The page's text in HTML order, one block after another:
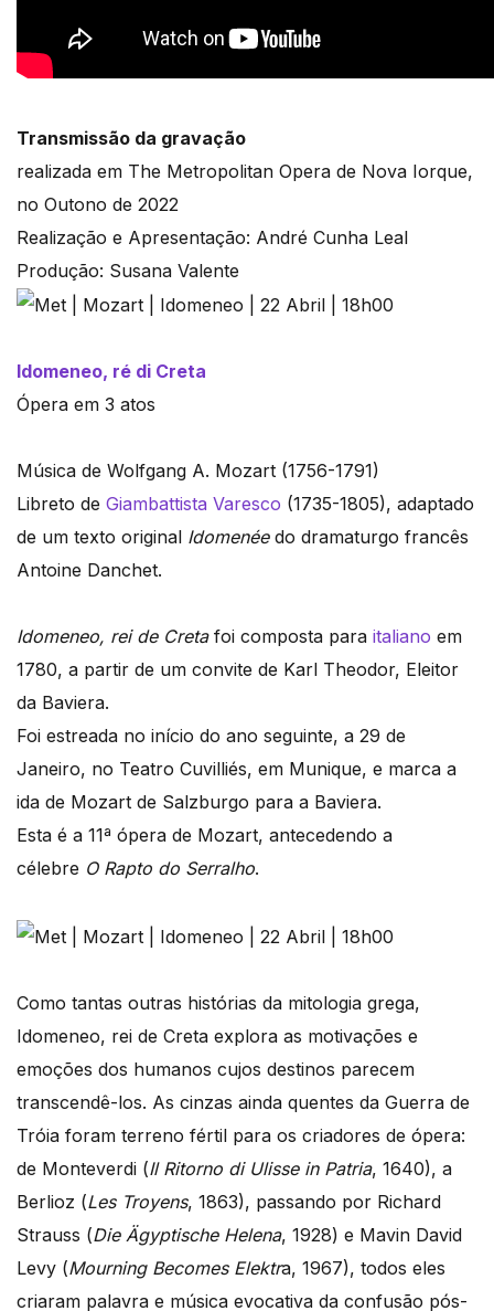
Transmissão da gravação
realizada em The Metropolitan Opera de Nova Iorque,
no Outono de 2022
Realização e Apresentação: André Cunha Leal
Produção: Susana Valente
Idomeneo, ré di Creta
Ópera em 3 atos
Música de Wolfgang A. Mozart (1756-1791)
Libreto de Giambattista Varesco (1735-1805), adaptado
de um texto original Idomenée do dramaturgo francês
Antoine Danchet.
Idomeneo, rei de Cretafoi composta para italiano em
1780, a partir de um convite de Karl Theodor, Eleitor
da Baviera.
Foi estreada no início do ano seguinte, a 29 de
Janeiro, no Teatro Cuvilliés, em Munique, e marca a
ida de Mozart de Salzburgo para a Baviera.
Esta é a 11ª ópera de Mozart, antecedendo a
célebre O Rapto do Serralho.
Como tantas outras histórias da mitologia grega,
Idomeneo, rei de Creta explora as motivações e
emoções dos humanos cujos destinos parecem
transcendê-los. As cinzas ainda quentes da Guerra de
Tróia foram terreno fértil para os criadores de ópera:
de Monteverdi (Il Ritorno di Ulisse in Patria, 1640), a
Berlioz (Les Troyens, 1863), passando por Richard
Strauss (Die Ägyptische Helena, 1928) e Mavin David
Levy (Mourning Becomes Elektra, 1967), todos eles
criaram palavra e música evocativa da confusão pós-